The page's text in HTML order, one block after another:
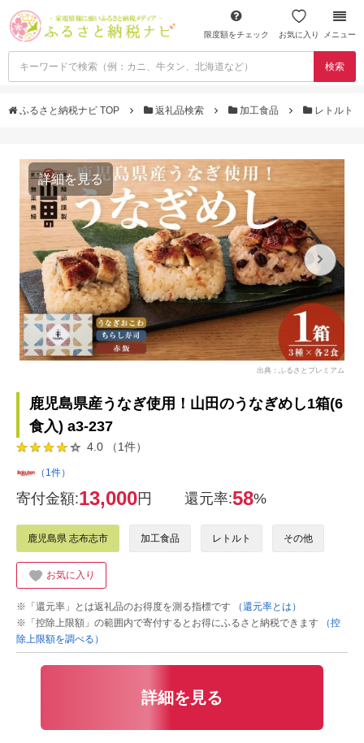
限度額をチェック お気に入り メニュー
検索
ふるさと納税ナビ TOP 返礼品検索 加工食品 レトルト
詳細を見る
出典：ふるさとプレミアム
鹿児島県産うなぎ使用！山田のうなぎめし1箱(6
食入) a3-237
4.0 （1件）
（1件）
寄付金額:13,000円 還元率:58%
鹿児島県 志布志市 加工食品 レトルト その他
お気に入り
※「還元率」とは返礼品のお得度を測る指標です
（還元率とは）
※「控除上限額」の範囲内で寄付するとお得にふるさと納税できます
（控
除上限額を調べる）
詳細を見る